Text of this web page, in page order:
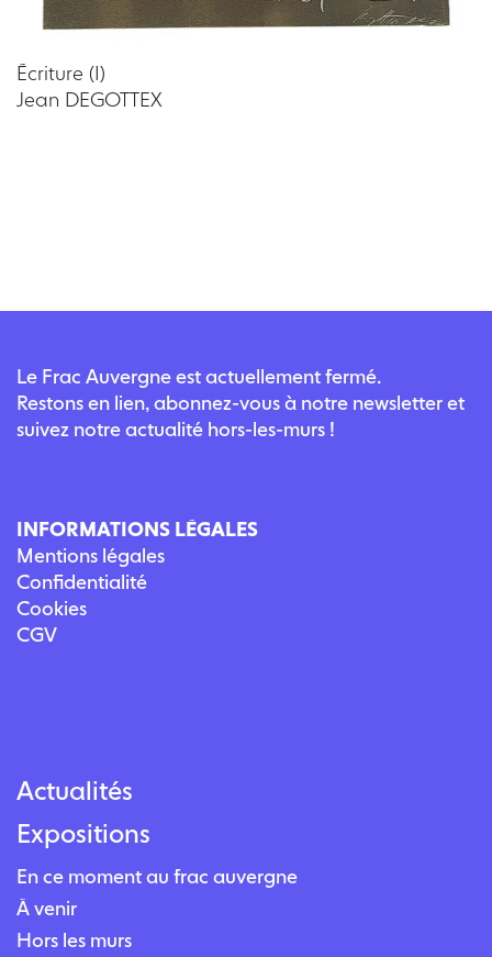
Écriture (I)
Jean DEGOTTEX
Le Frac Auvergne est actuellement fermé.
Restons en lien, abonnez-vous à notre newsletter et
suivez notre actualité hors-les-murs !
INFORMATIONS LÉGALES
Mentions légales
Confidentialité
Cookies
CGV
Actualités
Expositions
En ce moment au frac auvergne
À venir
Hors les murs